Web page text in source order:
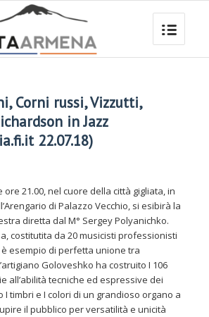
Corni russi, Vizzutti,
in Jazz
22.07.18)
ore 21.00, nel cuore della città gigliata, in
di Palazzo Vecchio, si esibirà la
diretta dal M° Sergey Polyanichko.
costitutita da 20 musicisti professionisti
esempio di perfetta unione tra
Goloveshko ha costruito I 106
all’abilità tecniche ed espressive dei
I timbri e I colori di un grandioso organo a
il pubblico per versatilità e unicità